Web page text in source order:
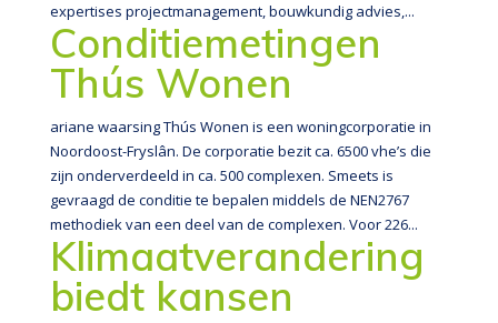
expertises projectmanagement, bouwkundig advies,...
Conditiemetingen
Thús Wonen
ariane waarsing Thús Wonen is een woningcorporatie in
Noordoost-Fryslân. De corporatie bezit ca. 6500 vhe’s die
zijn onderverdeeld in ca. 500 complexen. Smeets is
gevraagd de conditie te bepalen middels de NEN2767
methodiek van een deel van de complexen. Voor 226...
Klimaatverandering
biedt kansen